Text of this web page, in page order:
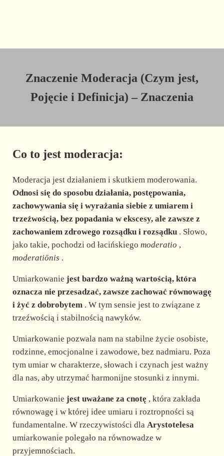
Znaczenie Moderacja (Czym jest,
Pojęcie i Definicja) – Znaczenia
Co to jest moderacja:
Moderacja jest działaniem i skutkiem moderowania.
Odnosi się do sposobu działania, postępowania,
zachowywania się i wyrażania siebie z umiarem i
trzeźwością, bez popadania w ekscesy, ale zawsze z
zachowaniem zdrowego rozsądku i rozsądku. Słowo,
jako takie, pochodzi od łacińskiego moderatio ,
moderatiōnis .
Umiarkowanie jest bardzo ważną wartością, która
oznacza nie przesadzać, zawsze zachować równowagę
i żyć z dobrobytem. W tym sensie jest to związane z
trzeźwością i stabilnością nawyków.
Umiarkowanie pozwala nam na stabilne życie osobiste,
rodzinne, emocjonalne i zawodowe, bez nadmiaru. Poza
tym umiar w charakterze, słowach i czynach jest ważny
dla nas, aby utrzymać harmonijne stosunki z innymi.
Umiarkowanie jest uważane za cnotę , która zakłada
równowagę i w której idee umiaru i roztropności są
fundamentalne. W rzeczywistości dla Arystotelesa
umiarkowanie polegało na równowadze w
przyjemnościach.